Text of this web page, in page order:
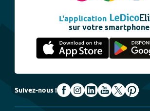
L'application
sur votre smartphone
Suivez-nous !